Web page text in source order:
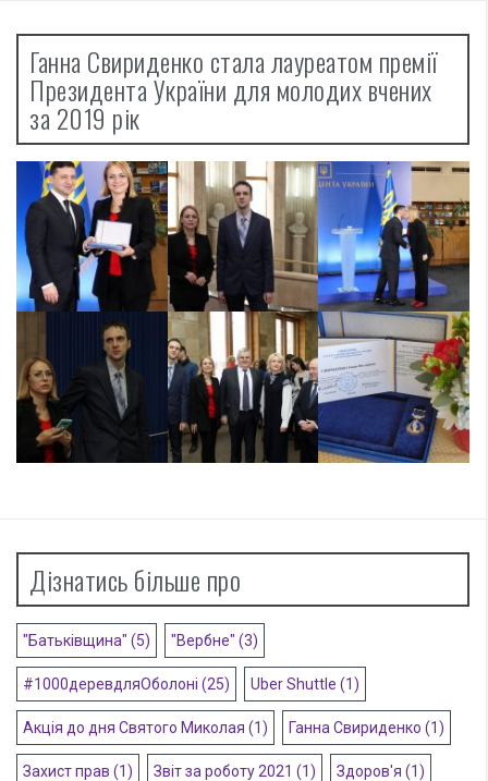
Ганна Свириденко стала лауреатом премії
Президента України для молодих вчених
за 2019 рік
Дізнатись більше про
"Батьківщина" (5) "Вербне" (3)
#1000деревдляОболоні (25) Uber Shuttle (1)
Акція до дня Святого Миколая (1) Ганна Свириденко (1)
Захист прав (1) Звіт за роботу 2021 (1) Здоров'я (1)